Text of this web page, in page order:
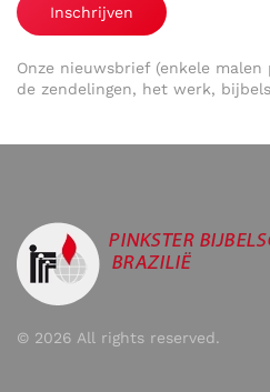
Inschrijven
Onze nieuwsbrief (enkele
de zendelingen, het werk,
© 2026 All rights reserved.